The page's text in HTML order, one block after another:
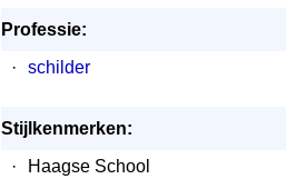
Professie:
·
schilder
Stijlkenmerken:
·
Haagse School